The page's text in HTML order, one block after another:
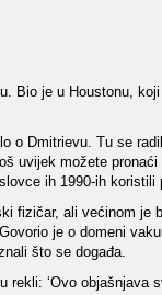
Bio je u Houstonu,
o Dmitrievu. Tu se
uvijek možete pronaći
ih 1990-ih
fizičar, ali većinom
je o domeni
što se događa.
‘Ovo objašnjava